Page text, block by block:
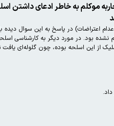
موکلم به خاطر ادعای داشتن
اعتراضات) در پاسخ به این سوال دیده
نشده بود. در مورد دیگر به
این اسلحه بوده، چون گلوله‌ای یافت